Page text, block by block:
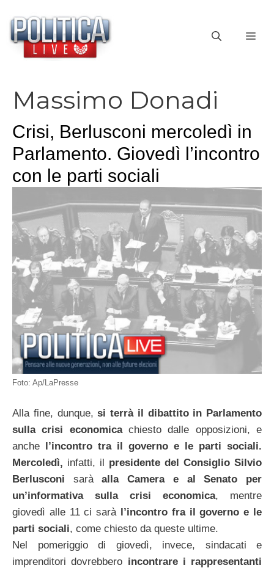
contenuto
Massimo Donadi
Crisi, Berlusconi mercoledì in
Parlamento. Giovedì l’incontro
con le parti sociali
Foto: Ap/LaPresse
Alla fine, dunque,si terrà il dibattito in Parlamento
sulla crisi economicachiesto dalle opposizioni, e
anche l’incontro tra il governo e le parti sociali.
Mercoledì, infatti, il presidente del Consiglio Silvio
Berlusconi saràalla Camera e al Senato per
un’informativa sulla crisi economica, mentre
giovedì alle 11 ci sarà l’incontro fra il governo e le
parti sociali, come chiesto da queste ultime.
Nel pomeriggio di giovedì, invece, sindacati e
imprenditori dovrebbero incontrare i rappresentanti